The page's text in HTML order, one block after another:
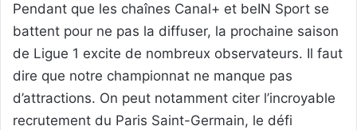
Pendant que les chaînes Canal+ et beIN Sport se
battent pour ne pas la diffuser, la prochaine saison
de Ligue 1 excite de nombreux observateurs. Il faut
dire que notre championnat ne manque pas
d’attractions. On peut notamment citer l’incroyable
recrutement du Paris Saint-Germain, le défi